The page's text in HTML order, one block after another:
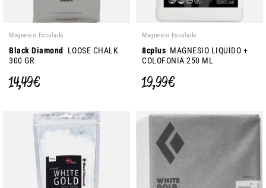
Magnesio Escalada
Black Diamond
LOOSE CHALK
300 GR
14,49 €
Magnesio Escalada
8cplus MAGNESIO LIQUIDO +
COLOFONIA 250 ML
19,99 €